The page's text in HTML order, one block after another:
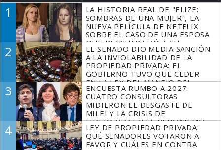
1
LA HISTORIA REAL DE "ELIZE:
SOMBRAS DE UNA MUJER", LA
NUEVA PELÍCULA DE NETFLIX
SOBRE EL CASO DE UNA ESPOSA
QUE DESCUARTIZÓ A SU
MARIDO
2
EL SENADO DIO MEDIA SANCIÓN
A LA INVIOLABILIDAD DE LA
PROPIEDAD PRIVADA: EL
GOBIERNO TUVO QUE CEDER
EN LA LEY DEL MANEJO DEL
FUEGO
3
ENCUESTA RUMBO A 2027:
CUATRO CONSULTORAS
MIDIERON EL DESGASTE DE
MILEI Y LA CRISIS DE
LIDERAZGO EN EL PERONISMO
4
LEY DE PROPIEDAD PRIVADA:
QUÉ SENADORES VOTARON A
FAVOR Y CUÁLES EN CONTRA